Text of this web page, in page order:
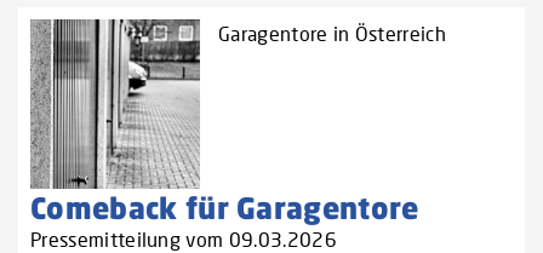
Garagentore in Österreich
Comeback für Garagentore
Pressemitteilung vom 09.03.2026